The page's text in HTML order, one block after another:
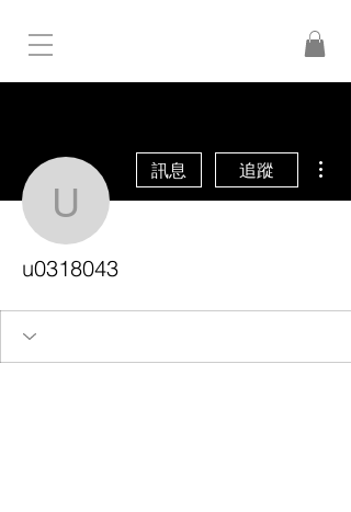
u0318043
訊息 追蹤
u0318043